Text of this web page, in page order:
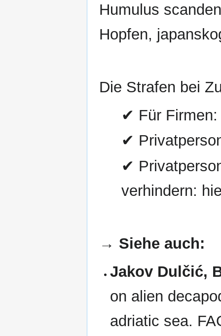
Humulus
Hopfen,
Die Strafen bei
✔ Für Firmen:
✔
✔
verhindern:
→ Siehe auch:
Jakov Dulčić,
on alien
adriatic sea.